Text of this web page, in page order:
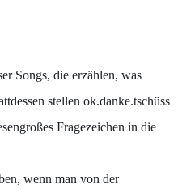
Songs, die erzählen, was
stellen ok.danke.tschüss
Fragezeichen in die
wenn man von der